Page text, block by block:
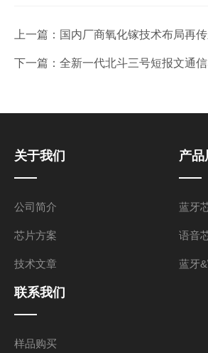
上一篇： 国内厂商氧化镓技术布局再
下一篇： 全新一代北斗三号短报文通
关于我们
公司简介
芯片方案
技术文章
产品
蓝牙
语音
蓝牙
联系我们
样品购买